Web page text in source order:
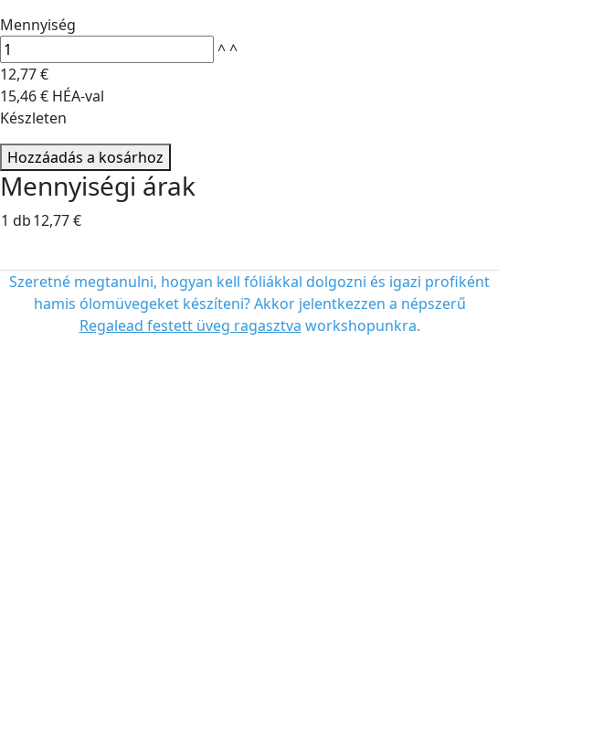
Mennyiség
^^
12,77 €
15,46 € HÉA-val
Készleten
Hozzáadás a kosárhoz
Mennyiségi árak
1 db12,77 €
Szeretné megtanulni, hogyan kell fóliákkal dolgozni és igazi profiként
hamis ólomüvegeket készíteni? Akkor jelentkezzen a népszerű
Regalead festett üveg ragasztva workshopunkra.